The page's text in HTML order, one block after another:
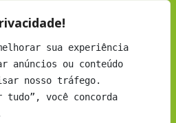
sua experiência
anúncios ou conteúdo
nosso tráfego.
você concorda
por Profissionais
por Empresas
do CRMV-MS